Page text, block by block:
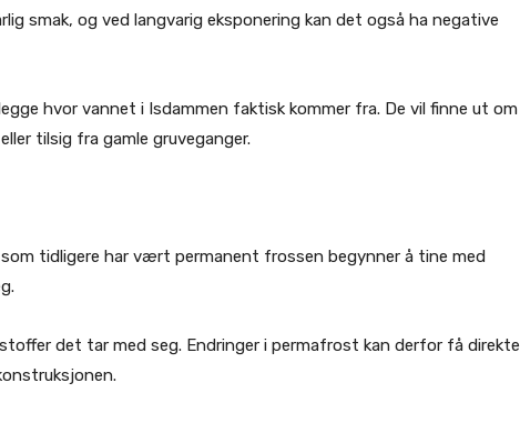
smak, og ved langvarig eksponering kan det også ha negative
hvor vannet i Isdammen faktisk kommer fra. De vil finne ut om
tilsig fra gamle gruveganger.
tidligere har vært permanent frossen begynner å tine med
det tar med seg. Endringer i permafrost kan derfor få direkte